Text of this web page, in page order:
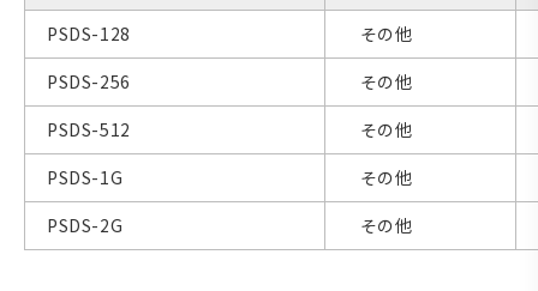
PSDS-128
その他
PSDS-256
その他
PSDS-512
その他
PSDS-1G
その他
PSDS-2G
その他